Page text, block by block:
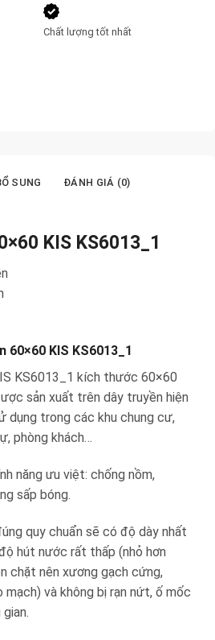
Chất lượng tốt nhất
SUNG ĐÁNH GIÁ (0)
KIS KS6013_1
60×60 KIS KS6013_1
KS6013_1 kích thước 60×60
sản xuất trên dây truyền hiện
dụng trong các khu chung cư,
phòng khách…
năng ưu việt: chống nồm,
sấp bóng.
quy chuẩn sẽ có độ dày nhất
hút nước rất thấp (nhỏ hơn
chặt nên xương gạch cứng,
mạch) và không bị rạn nứt, ố mốc